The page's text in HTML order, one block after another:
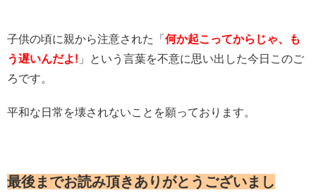
子供の頃に親から注意された「 何か起こってからじゃ、も
う遅いんだよ! 」という言葉を不意に思い出した今日このご
ろです。
平和な日常を壊されないことを願っております。
最後までお読み頂きありがとうございまし